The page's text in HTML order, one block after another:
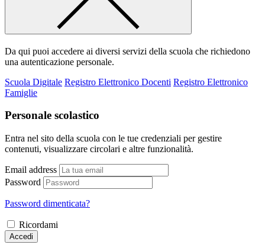
Da qui puoi accedere ai diversi servizi della scuola che richiedono
una autenticazione personale.
Scuola Digitale Registro Elettronico Docenti Registro Elettronico
Famiglie
Personale scolastico
Entra nel sito della scuola con le tue credenziali per gestire
contenuti, visualizzare circolari e altre funzionalità.
Email address
Password
Password dimenticata?
Ricordami
Accedi